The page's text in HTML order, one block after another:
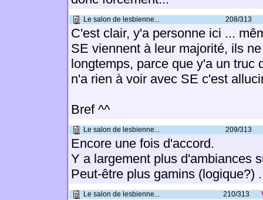
Le salon de lesbienne... 208/313
C'est clair, y'a personne ici ...
SE viennent à leur majorité, ils
longtemps, parce que y'a un truc
n'a rien à voir avec SE c'est
Bref ^^
Le salon de lesbienne... 209/313
Encore une fois d'accord.
Y a largement plus d'ambiances
Peut-être plus gamins (logique?)
Le salon de lesbienne... 210/313